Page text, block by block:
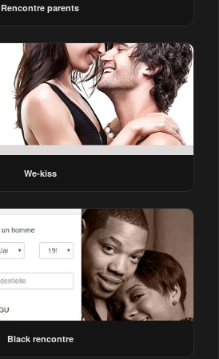
Rencontre parents
We-kiss
Black rencontre